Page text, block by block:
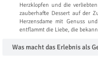
Herzklopfen und die
zauberhafte Dessert auf der
Herzensdame mit Genuss
entflammt die Liebe, die
Was macht das Erlebnis als